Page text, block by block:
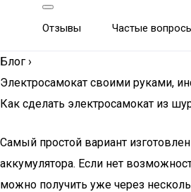
Отзывы Частые
Блог ›
Электросамокат своими руками,
Как сделать электросамокат из
Самый простой вариант
аккумулятора. Если нет
можно получить уже через